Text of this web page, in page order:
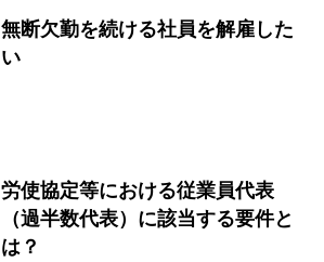
無断欠勤を続ける社員を解雇した
い
労使協定等における従業員代表
（過半数代表）に該当する要件と
は？